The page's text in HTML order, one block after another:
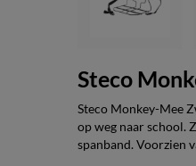
Steco
Steco Monkey-Mee
op weg naar school.
spanband. Voorzien